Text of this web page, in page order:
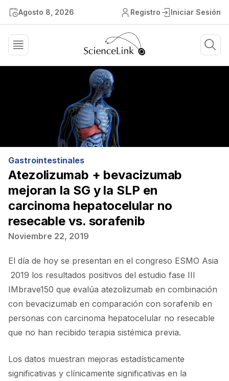
Agosto 8, 2026 Registro Iniciar Sesión
Gastrointestinales
Atezolizumab + bevacizumab
mejoran la SG y la SLP en
carcinoma hepatocelular no
resecable vs. sorafenib
Noviembre 22, 2019
El día de hoy se presentan en el congreso ESMO Asia
2019 los resultados positivos del estudio fase III
IMbrave150 que evalúa atezolizumab en combinación
con bevacizumab en comparación con sorafenib en
personas con carcinoma hepatocelular no resecable
que no han recibido terapia sistémica previa.
Los datos muestran mejoras estadísticamente
significativas y clínicamente significativas en la